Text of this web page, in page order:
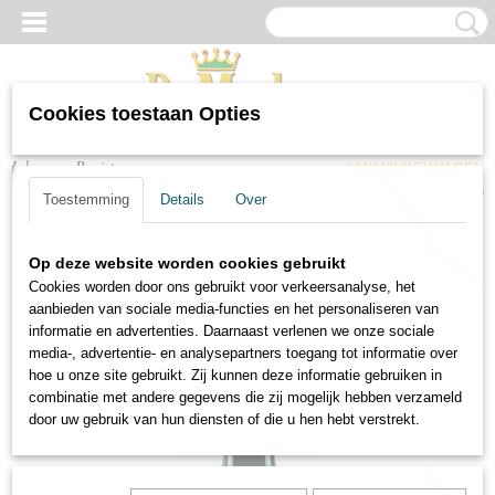
Inloggen Registreren
UW WINKELWAGEN
(0)
Home > > Port & versterkt Tawny Reserve Quinta do Noval
Cookies toestaan Opties
Toestemming Details Over
Op deze website worden cookies gebruikt
Cookies worden door ons gebruikt voor verkeersanalyse, het
aanbieden van sociale media-functies en het personaliseren van
informatie en advertenties. Daarnaast verlenen we onze sociale
media-, advertentie- en analysepartners toegang tot informatie over
hoe u onze site gebruikt. Zij kunnen deze informatie gebruiken in
combinatie met andere gegevens die zij mogelijk hebben verzameld
door uw gebruik van hun diensten of die u hen hebt verstrekt.